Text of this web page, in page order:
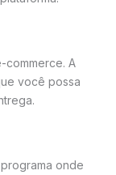
commerce. A
você possa
onde